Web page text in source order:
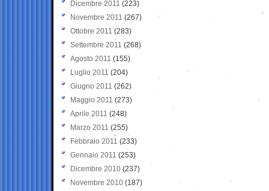
Dicembre 2011 (223)
Novembre 2011 (267)
Ottobre 2011 (283)
Settembre 2011 (268)
Agosto 2011 (155)
Luglio 2011 (204)
Giugno 2011 (262)
Maggio 2011 (273)
Aprile 2011 (248)
Marzo 2011 (255)
Febbraio 2011 (233)
Gennaio 2011 (253)
Dicembre 2010 (237)
Novembre 2010 (187)